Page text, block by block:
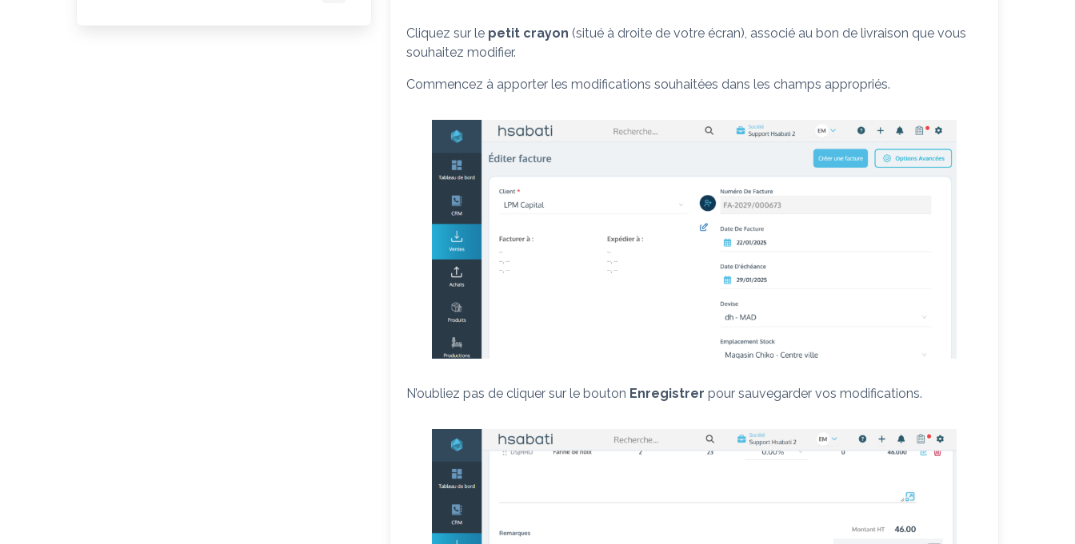
Cliquez sur le petit crayon (situé à droite de votre écran), associé au bon de livraison que vous
souhaitez modifier.
Commencez à apporter les modifications souhaitées dans les champs appropriés.
N’oubliez pas de cliquer sur le bouton Enregistrerpour sauvegarder vos modifications.